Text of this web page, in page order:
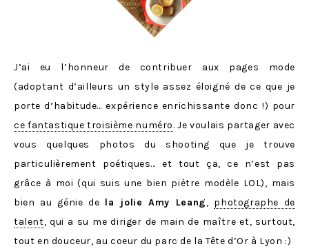
J’ai eu l’honneur de contribuer aux pages mode
(adoptant d’ailleurs un style assez éloigné de ce que je
porte d’habitude… expérience enrichissante donc !) pour
ce fantastique troisième numéro. Je voulais partager avec
vous quelques photos du shooting que je trouve
particulièrement poétiques… et tout ça, ce n’est pas
grâce à moi (qui suis une bien piètre modèle LOL), mais
bien au génie de la jolie Amy Leang, photographe de
talent, qui a su me diriger de main de maître et, surtout,
tout en douceur, au coeur du parc de la Tête d’Or à Lyon :)